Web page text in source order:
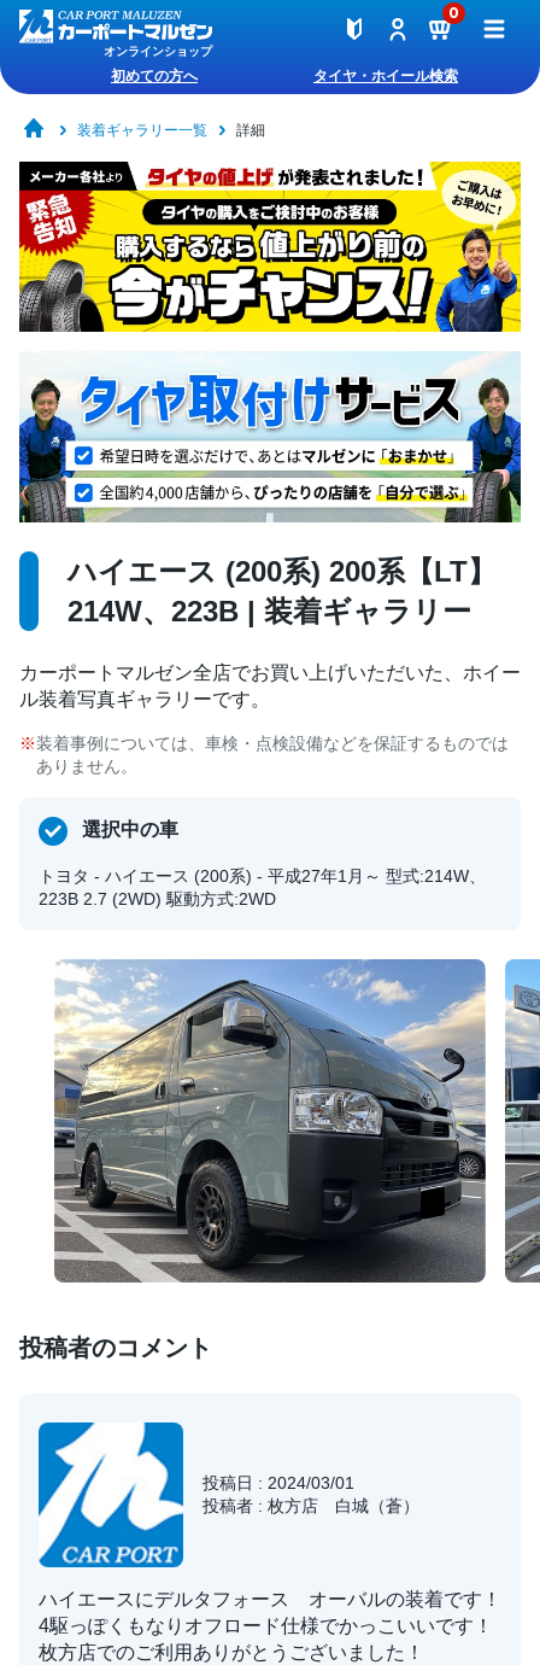
オンラインショップ
0
初めての方へ タイヤ・ホイール検索
装着ギャラリー一覧 詳細
ハイエース (200系) 200系【LT】
214W、223B | 装着ギャラリー
カーポートマルゼン全店でお買い上げいただいた、ホイー
ル装着写真ギャラリーです。
装着事例については、車検・点検設備などを保証するものでは
ありません。
選択中の車
トヨタ - ハイエース (200系) - 平成27年1月～ 型式:214W、
223B 2.7 (2WD) 駆動方式:2WD
投稿者のコメント
投稿日 : 2024/03/01
投稿者 : 枚方店 白城（蒼）
ハイエースにデルタフォース オーバルの装着です！
4駆っぽくもなりオフロード仕様でかっこいいです！
枚方店でのご利用ありがとうございました！